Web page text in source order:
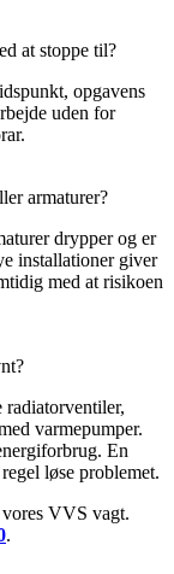
at stoppe til?
opgavens
uden for
armaturer?
drypper og er
installationer giver
med at risikoen
varmepumper.
En
løse problemet.
VVS vagt.
.